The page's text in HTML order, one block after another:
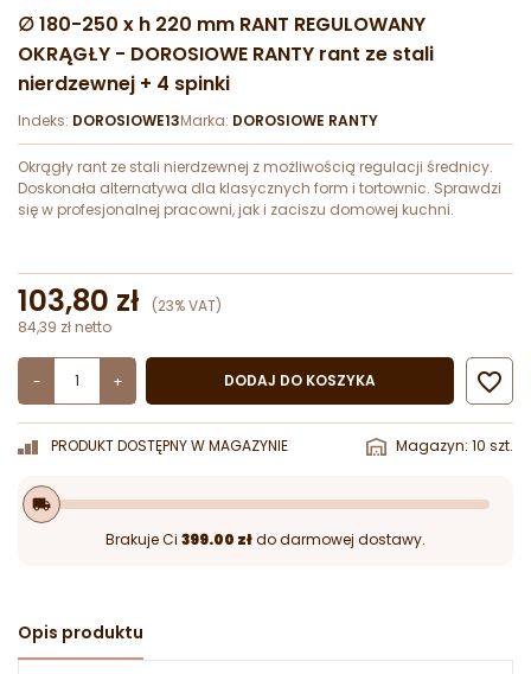
∅ 180-250 x h 220 mm RANT REGULOWANY
OKRĄGŁY - DOROSIOWE RANTY rant ze stali
nierdzewnej + 4 spinki
Indeks: DOROSIOWE13Marka: DOROSIOWE RANTY
Okrągły rant ze stali nierdzewnej z możliwością regulacji średnicy.
Doskonała alternatywa dla klasycznych form i tortownic. Sprawdzi
się w profesjonalnej pracowni, jak i zaciszu domowej kuchni.
103,80 zł
(23% VAT)
84,39 zł netto
- + DODAJ DO KOSZYKA 
PRODUKT DOSTĘPNY W MAGAZYNIE Magazyn: 10 szt.
local_shipping
Brakuje Ci 399.00 złdo darmowej dostawy.
Opis produktu